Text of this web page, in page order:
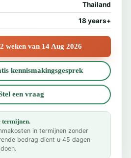
Thailand
18 years+
2 weken van 14 Aug 2026
kennismakingsgesprek
een vraag
termijnen.
in termijnen zonder
bedrag dient u 45 dagen